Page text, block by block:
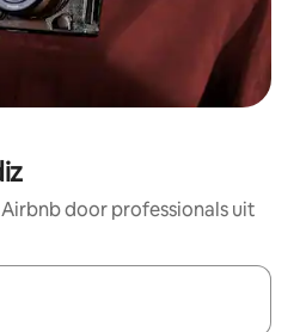
door professionals uit
zijn, maak je een keuze